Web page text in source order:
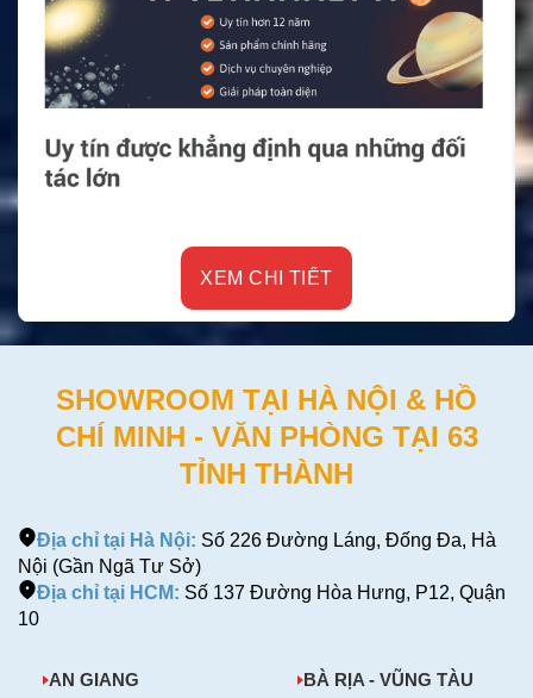
XEM CHI TIẾT
SHOWROOM TẠI HÀ NỘI & HỒ
CHÍ MINH - VĂN PHÒNG TẠI 63
TỈNH THÀNH
Địa chỉ tại Hà Nội: Số 226 Đường Láng, Đống Đa, Hà
Nội (Gần Ngã Tư Sở)
Địa chỉ tại HCM: Số 137 Đường Hòa Hưng, P12, Quận
10
AN GIANG BÀ RỊA - VŨNG TÀU